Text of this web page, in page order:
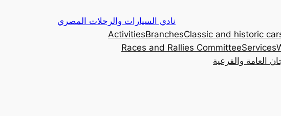
نادي السيارات والرحلات المصري
ActivitiesBranchesClassic and historic
Races and Rallies CommitteeServices
العامة والفرعية